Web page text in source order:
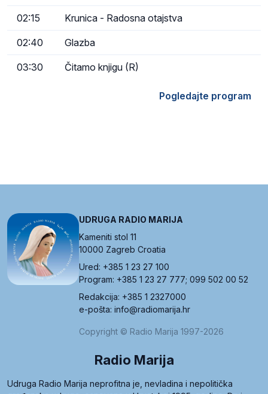
02:15 Krunica - Radosna otajstva
02:40 Glazba
03:30 Čitamo knjigu (R)
Pogledajte program
UDRUGA RADIO MARIJA
Kameniti stol 11
10000 Zagreb Croatia
Ured: +385 1 23 27 100
Program: +385 1 23 27 777; 099 502 00 52
Redakcija: +385 1 2327000
e-pošta: info@radiomarija.hr
Copyright © Radio Marija 1997-2026
Radio Marija
Udruga Radio Marija neprofitna je, nevladina i nepolitička